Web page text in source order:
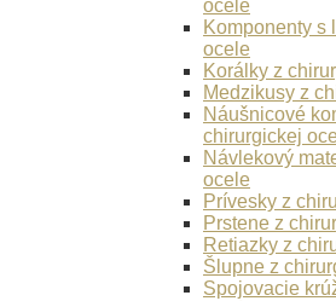
ocele
Komponenty s
ocele
Korálky z
Medzikusy z
Náušnicové
chirurgickej
Návlekový
ocele
Prívesky z
Prstene z
Retiazky z
Šlupne z
Spojovacie